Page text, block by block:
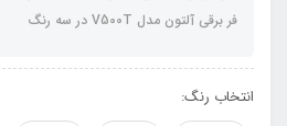
فر برقی آلتون مدل V500T در سه رنگ
انتخاب رنگ: